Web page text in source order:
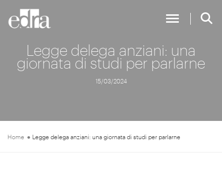
Toggle
Legge delega anziani: una
giornata di studi per parlarne
15/03/2024
Home Legge delega anziani: una giornata di studi per parlarne